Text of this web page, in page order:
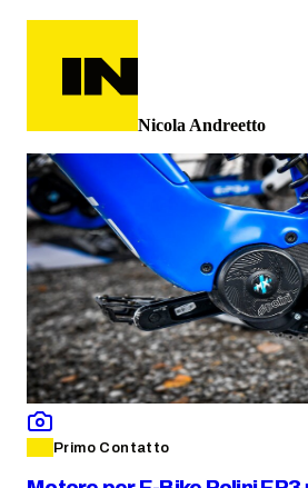
Nicola Andreetto
Primo Contatto